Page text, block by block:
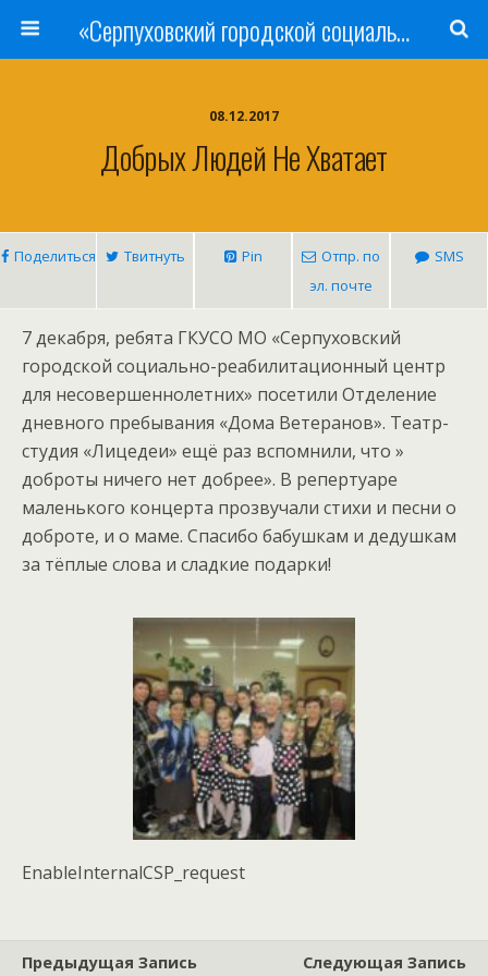
«Серпуховский городской социально-реабилитационный Центр для несовершеннолетних»
08.12.2017
Добрых Людей Не Хватает
Поделиться Твитнуть Pin
Отпр. по
эл. почте
SMS
7 декабря, ребята ГКУСО МО «Серпуховский
городской со­ци­аль­но-ре­аби­лита­ци­он­ный центр
для не­совер­шенно­лет­них» посетили Отделение
дневного пребывания «Дома Ветеранов». Театр-
студия «Лицедеи» ещё раз вспомнили, что »
доброты ничего нет добрее». В репертуаре
маленького концерта прозвучали стихи и песни о
доброте, и о маме. Спасибо бабушкам и дедушкам
за тёплые слова и сладкие подарки!
EnableInternalCSP_request
Предыдущая Запись Следующая Запись